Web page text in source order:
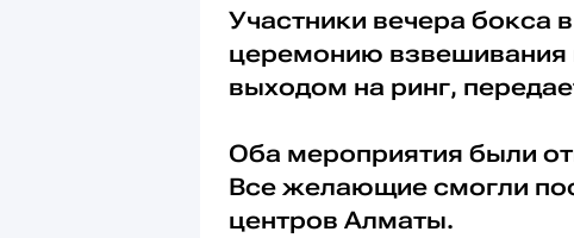
Участники вечера
церемонию взвешивания
выходом на ринг,
Оба мероприятия были
Все желающие смогли
центров Алматы.